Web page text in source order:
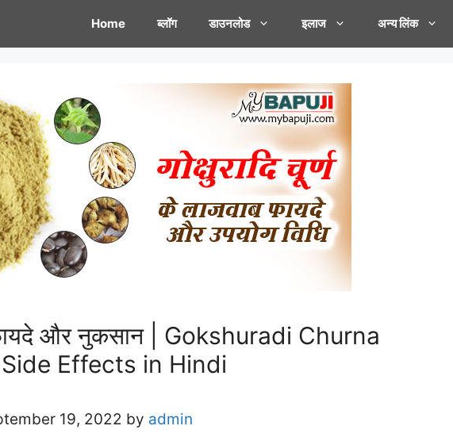
Home ब्लॉग डाउनलोड इलाज अन्य लिंक
फायदे और नुकसान | Gokshuradi Churna
Effects in Hindi
19, 2022 by admin